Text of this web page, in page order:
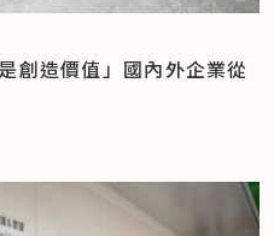
創造價值」國內外企業從